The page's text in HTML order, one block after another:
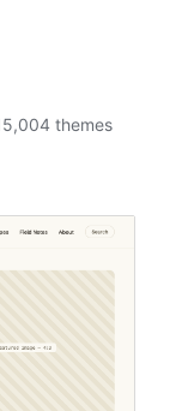
themes